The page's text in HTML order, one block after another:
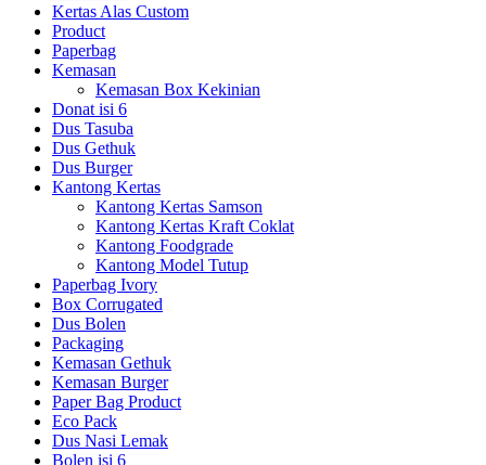
Kertas Alas Custom
Product
Paperbag
Kemasan
Kemasan Box Kekinian
Donat isi 6
Dus Tasuba
Dus Gethuk
Dus Burger
Kantong Kertas
Kantong Kertas Samson
Kantong Kertas Kraft Coklat
Kantong Foodgrade
Kantong Model Tutup
Paperbag Ivory
Box Corrugated
Dus Bolen
Packaging
Kemasan Gethuk
Kemasan Burger
Paper Bag Product
Eco Pack
Dus Nasi Lemak
Bolen isi 6